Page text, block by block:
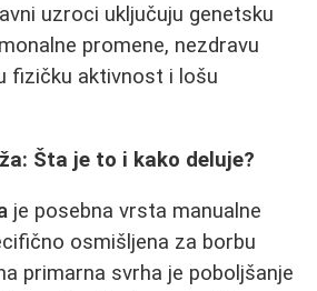
uzroci uključuju genetsku
promene, nezdravu
fizičku aktivnost i lošu
Šta je to i kako deluje?
je posebna vrsta manualne
osmišljena za borbu
primarna svrha je poboljšanje